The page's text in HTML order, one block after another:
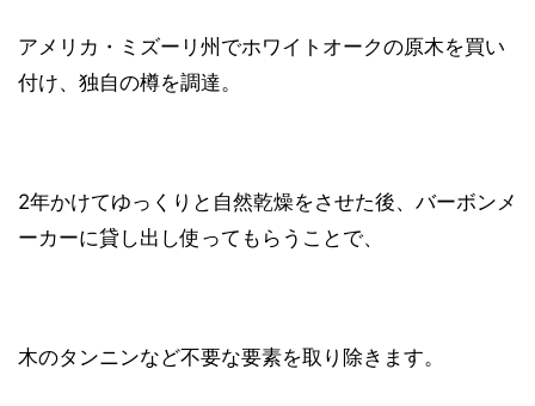
アメリカ・ミズーリ州でホワイトオークの原木を買い
付け、独自の樽を調達。
2年かけてゆっくりと自然乾燥をさせた後、バーボンメ
ーカーに貸し出し使ってもらうことで、
木のタンニンなど不要な要素を取り除きます。